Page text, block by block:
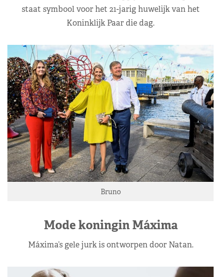
staat symbool voor het 21-jarig huwelijk van het
Koninklijk Paar die dag.
Bruno
Mode koningin Máxima
Máxima’s gele jurk is ontworpen door Natan.